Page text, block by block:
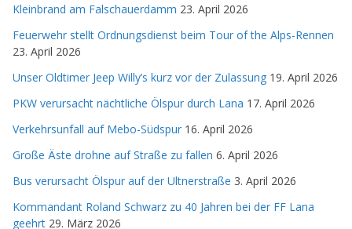
Kleinbrand am Falschauerdamm 23. April 2026
Feuerwehr stellt Ordnungsdienst beim Tour of the Alps-Rennen
23. April 2026
Unser Oldtimer Jeep Willy’s kurz vor der Zulassung 19. April 2026
PKW verursacht nächtliche Ölspur durch Lana 17. April 2026
Verkehrsunfall auf Mebo-Südspur 16. April 2026
Große Äste drohne auf Straße zu fallen 6. April 2026
Bus verursacht Ölspur auf der Ultnerstraße 3. April 2026
Kommandant Roland Schwarz zu 40 Jahren bei der FF Lana
geehrt 29. März 2026